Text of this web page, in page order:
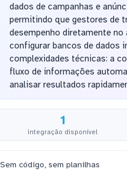
dados de campanhas e
permitindo que gestores de
desempenho diretamente no
configurar bancos de dados
complexidades técnicas: a
fluxo de informações
analisar resultados
1
integração disponível
Sem código, sem planilhas